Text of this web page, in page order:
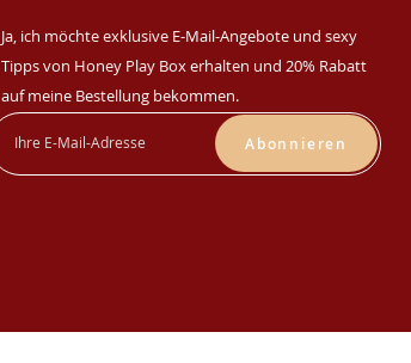
Ja, ich möchte exklusive E-Mail-Angebote und sexy
Tipps von Honey Play Box erhalten und 20% Rabatt
auf meine Bestellung bekommen.
Abonnieren